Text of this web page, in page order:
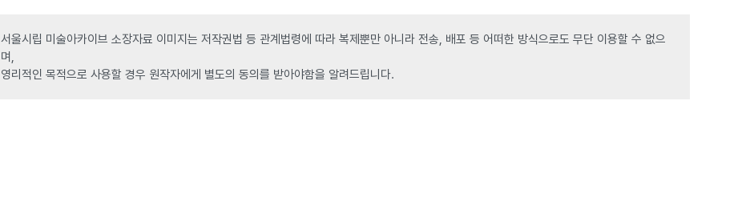
서울시립 미술아카이브 소장자료 이미지는 저작권법 등 관계법령에 따라 복제뿐만 아니라 전송, 배포 등 어떠한 방식으로도 무단 이용할 수 없으
며,
영리적인 목적으로 사용할 경우 원작자에게 별도의 동의를 받아야함을 알려드립니다.